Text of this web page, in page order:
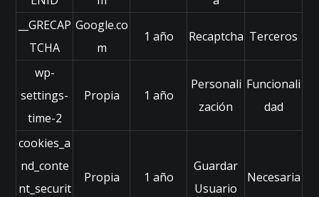
__GRECAP
TCHA
Google.co
m
1 año Recaptcha Terceros
wp-
settings-
time-2
Propia 1 año
Personali
zación
Funcionali
dad
cookies_a
nd_conte
nt_securit
Propia 1 año
Guardar
Usuario
Necesaria
s
e
s
la
e
E